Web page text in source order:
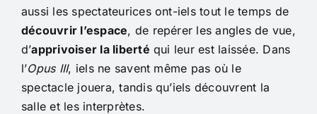
aussi les spectateurices ont-iels tout le temps de
découvrir l’espace, de repérer les angles de vue,
d’apprivoiser la liberté qui leur est laissée. Dans
l’Opus III, iels ne savent même pas où le
spectacle jouera, tandis qu’iels découvrent la
salle et les interprètes.